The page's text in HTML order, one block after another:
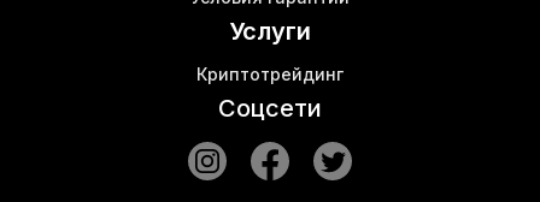
Услуги
Криптотрейдинг
Соцсети